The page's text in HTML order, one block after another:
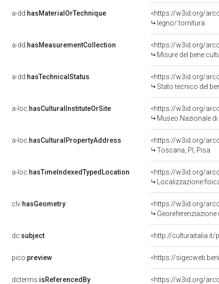
a-dd:hasMaterialOrTechnique
<https://w3id.org/
legno/ tornitura
a-dd:hasMeasurementCollection
<https://w3id.org/
Misure del bene
a-dd:hasTechnicalStatus
<https://w3id.org/
Stato tecnico del
a-loc:hasCulturalInstituteOrSite
<https://w3id.org/
Museo Nazionale
a-loc:hasCulturalPropertyAddress
<https://w3id.org/
Toscana, PI, Pisa
a-loc:hasTimeIndexedTypedLocation
<https://w3id.org/
Localizzazione
clv:hasGeometry
<https://w3id.org/
dc:subject <http://culturaitalia.it/
pico:preview <https://
dcterms:isReferencedBy <https://w3id.org/